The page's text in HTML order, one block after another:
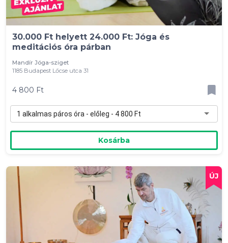
30.000 Ft helyett 24.000 Ft: Jóga és
meditációs óra párban
Mandír Jóga-sziget
1185 Budapest Lőcse utca 31
4 800 Ft
1 alkalmas páros óra - előleg - 4 800 Ft
Kosárba